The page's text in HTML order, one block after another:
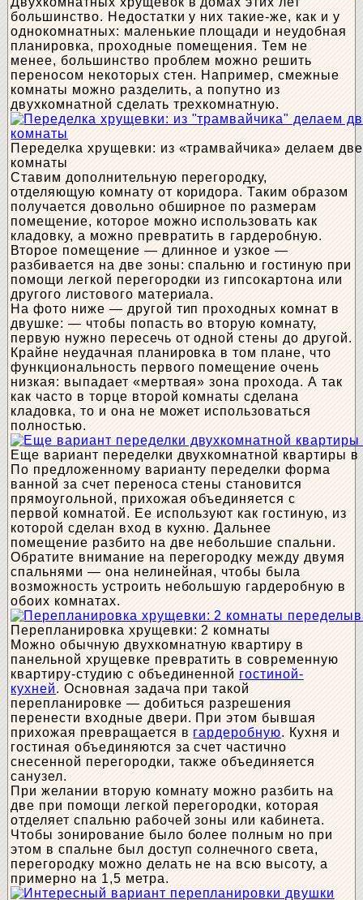
большинство. Недостатки у них такие-же, как и у
однокомнатных: маленькие площади и неудобная
планировка, проходные помещения. Тем не
менее, большинство проблем можно решить
переносом некоторых стен. Например, смежные
комнаты можно разделить, а попутно из
двухкомнатной сделать трехкомнатную.
Переделка хрущевки: из «трамвайчика» делаем
комнаты
Ставим дополнительную перегородку,
отделяющую комнату от коридора. Таким образом
получается довольно обширное по размерам
помещение, которое можно использовать как
кладовку, а можно превратить в гардеробную.
Второе помещение — длинное и узкое —
разбивается на две зоны: спальню и гостиную при
помощи легкой перегородки из гипсокартона или
другого листового материала.
На фото ниже — другой тип проходных комнат в
двушке: — чтобы попасть во вторую комнату,
первую нужно пересечь от одной стены до другой.
Крайне неудачная планировка в том плане, что
функциональность первого помещение очень
низкая: выпадает «мертвая» зона прохода. А так
как часто в торце второй комнаты сделана
кладовка, то и она не может использоваться
полностью.
Еще вариант переделки двухкомнатной квартиры в
По предложенному варианту переделки форма
ванной за счет переноса стены становится
прямоугольной, прихожая объединяется с
первой комнатой. Ее используют как гостиную, из
которой сделан вход в кухню. Дальнее
помещение разбито на две небольшие спальни.
Обратите внимание на перегородку между двумя
спальнями — она нелинейная, чтобы была
возможность устроить небольшую гардеробную в
обоих комнатах.
Перепланировка хрущевки: 2 комнаты
Можно обычную двухкомнатную квартиру в
панельной хрущевке превратить в современную
квартиру-студию с объединенной гостиной-
кухней. Основная задача при такой
перепланировке — добиться разрешения
перенести входные двери. При этом бывшая
прихожая превращается в гардеробную. Кухня и
гостиная объединяются за счет частично
снесенной перегородки, также объединяется
санузел.
При желании вторую комнату можно разбить на
две при помощи легкой перегородки, которая
отделяет спальню рабочей зоны или кабинета.
Чтобы зонирование было более полным но при
этом в спальне был доступ солнечного света,
перегородку можно делать не на всю высоту, а
примерно на 1,5 метра.